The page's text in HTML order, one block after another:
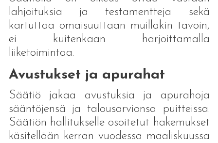
lahjoituksia ja testamentteja sekä
kartuttaa omaisuuttaan muillakin tavoin,
ei kuitenkaan harjoittamalla
liiketoimintaa.
Avustukset ja apurahat
Säätiö jakaa avustuksia ja apurahoja
sääntöjensä ja talousarvionsa puitteissa.
Säätiön hallitukselle osoitetut hakemukset
käsitellään kerran vuodessa maaliskuussa